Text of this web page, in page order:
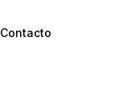
Contacto